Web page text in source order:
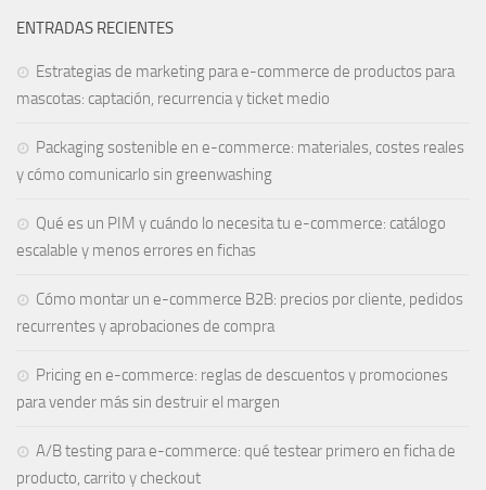
ENTRADAS RECIENTES
Estrategias de marketing para e-commerce de productos para
mascotas: captación, recurrencia y ticket medio
Packaging sostenible en e-commerce: materiales, costes reales
y cómo comunicarlo sin greenwashing
Qué es un PIM y cuándo lo necesita tu e-commerce: catálogo
escalable y menos errores en fichas
Cómo montar un e-commerce B2B: precios por cliente, pedidos
recurrentes y aprobaciones de compra
Pricing en e-commerce: reglas de descuentos y promociones
para vender más sin destruir el margen
A/B testing para e-commerce: qué testear primero en ficha de
producto, carrito y checkout